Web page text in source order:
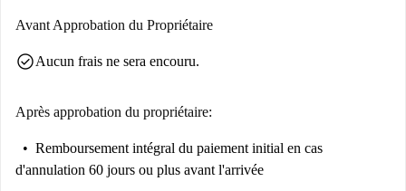
Avant Approbation du Propriétaire
check_circleAucun frais ne sera encouru.
Après approbation du propriétaire:
Remboursement intégral du paiement initial en cas
d'annulation 60 jours ou plus avant l'arrivée